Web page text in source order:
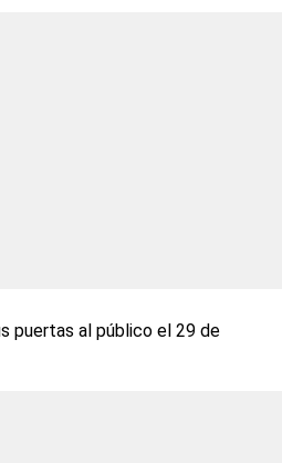
puertas al público el 29 de